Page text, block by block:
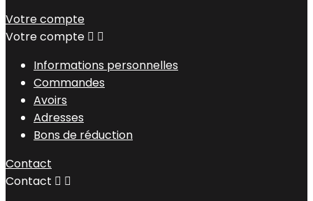
Votre compte
Votre compte  
Informations personnelles
Commandes
Avoirs
Adresses
Bons de réduction
Contact
Contact  